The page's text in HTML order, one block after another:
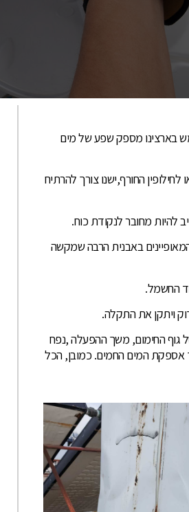
בארצינו מספק שפע של מים
החורף,ישנו צורך להרתיח
להיות מחובר לנקודת כוח.
באבנית הרבה שמקשה
החשמל.
ויתקן את התקלה.
גוף החימום, משך ההפעלה ,נפח
אספקת המים החמים. כמובן, הכל